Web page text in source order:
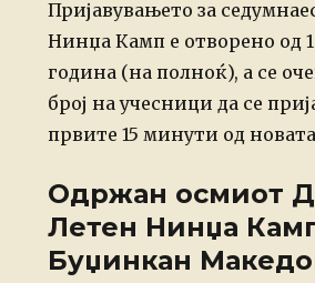
Пријавувањето за
Нинџа Камп е отворено од 1
година (на полноќ), а се
број на учесници да се
првите 15 минути од
Одржан осмиот
Летен Нинџа
Буџинкан